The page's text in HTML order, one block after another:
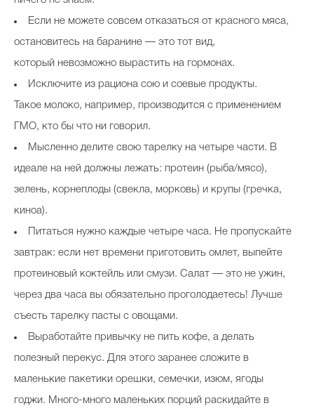
Если не можете совсем отказаться от красного мяса,
остановитесь на баранине — это тот вид,
который невозможно вырастить на гормонах.
Исключите из рациона сою и соевые продукты.
Такое молоко, например, производится с применением
ГМО, кто бы что ни говорил.
Мысленно делите свою тарелку на четыре части. В
идеале на ней должны лежать: протеин (рыба/мясо),
зелень, корнеплоды (свекла, морковь) и крупы (гречка,
киноа).
Питаться нужно каждые четыре часа. Не пропускайте
завтрак: если нет времени приготовить омлет, выпейте
протеиновый коктейль или смузи. Салат — это не ужин,
через два часа вы обязательно проголодаетесь! Лучше
съесть тарелку пасты с овощами.
Выработайте привычку не пить кофе, а делать
полезный перекус. Для этого заранее сложите в
маленькие пакетики орешки, семечки, изюм, ягоды
годжи. Много-много маленьких порций раскидайте в